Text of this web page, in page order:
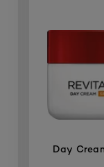
Day